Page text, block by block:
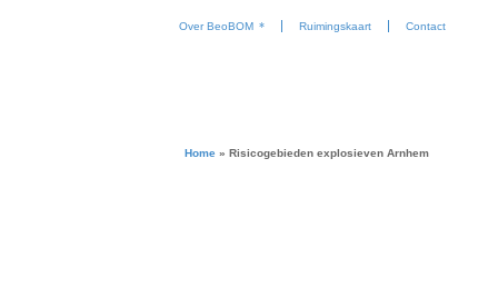
Over BeoBOM Ruimingskaart Contact
Home » Risicogebieden explosieven Arnhem